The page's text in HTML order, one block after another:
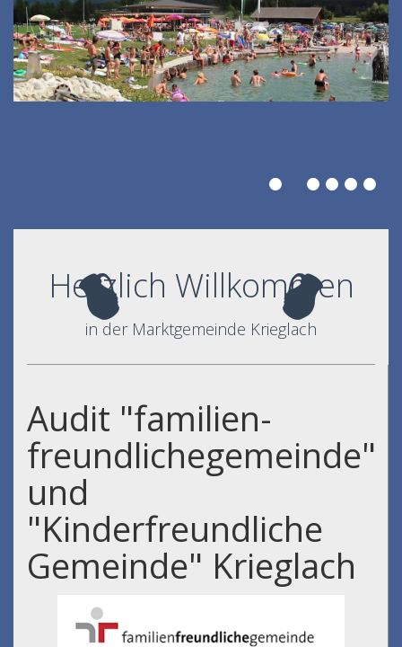
Herzlich Willkommen
in der Marktgemeinde Krieglach
Audit "familien-
freundlichegemeinde"
und
"Kinderfreundliche
Gemeinde" Krieglach